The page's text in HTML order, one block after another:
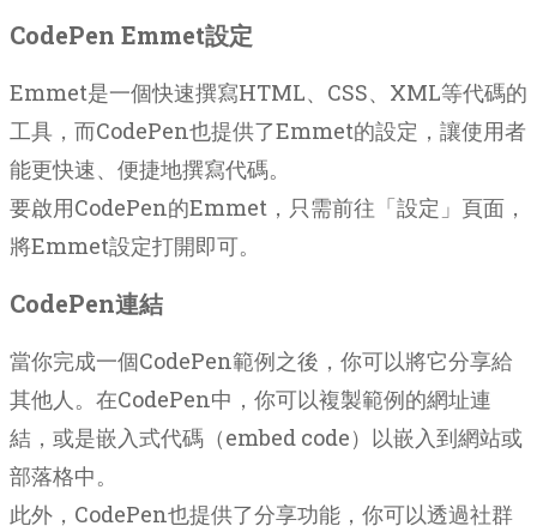
CodePen Emmet設定
Emmet是一個快速撰寫HTML、CSS、XML等代碼的
工具，而CodePen也提供了Emmet的設定，讓使用者
能更快速、便捷地撰寫代碼。
要啟用CodePen的Emmet，只需前往「設定」頁面，
將Emmet設定打開即可。
CodePen連結
當你完成一個CodePen範例之後，你可以將它分享給
其他人。在CodePen中，你可以複製範例的網址連
結，或是嵌入式代碼（embed code）以嵌入到網站或
部落格中。
此外，CodePen也提供了分享功能，你可以透過社群